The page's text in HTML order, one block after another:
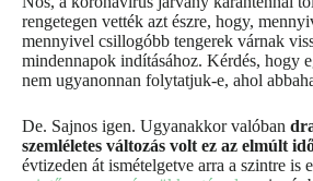
rengetegen vették azt észre, hogy,
mennyivel csillogóbb tengerek várnak
mindennapok indításához. Kérdés, hogy
nem ugyanonnan folytatjuk-e, ahol
De. Sajnos igen. Ugyanakkor valóban
szemléletes változás volt ez az elmúlt
évtizeden át ismételgetve arra a szintre is